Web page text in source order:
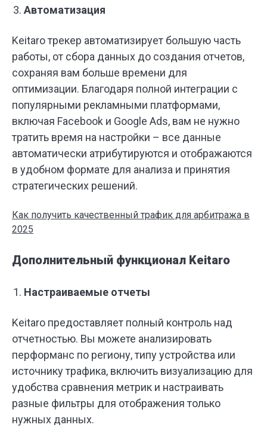
Автоматизация
Keitaro трекер автоматизирует большую часть
работы, от сбора данных до создания отчетов,
сохраняя вам больше времени для
оптимизации. Благодаря полной интеграции с
популярными рекламными платформами,
включая Facebook и Google Ads, вам не нужно
тратить время на настройки – все данные
автоматически атрибутируются и отображаются
в удобном формате для анализа и принятия
стратегических решений.
Как получить качественный трафик для арбитража в
2025
Дополнительный функционал Keitaro
Настраиваемые отчеты
Keitaro предоставляет полный контроль над
отчетностью. Вы можете анализировать
перформанс по региону, типу устройства или
источнику трафика, включить визуализацию для
удобства сравнения метрик и настраивать
разные фильтры для отображения только
нужных данных.